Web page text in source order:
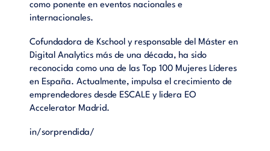
como ponente en eventos nacionales e
internacionales.
Cofundadora de Kschool y responsable del Máster en
Digital Analytics más de una década, ha sido
reconocida como una de las Top 100 Mujeres Líderes
en España. Actualmente, impulsa el crecimiento de
emprendedores desde ESCALE y lidera EO
Accelerator Madrid.
in/sorprendida/